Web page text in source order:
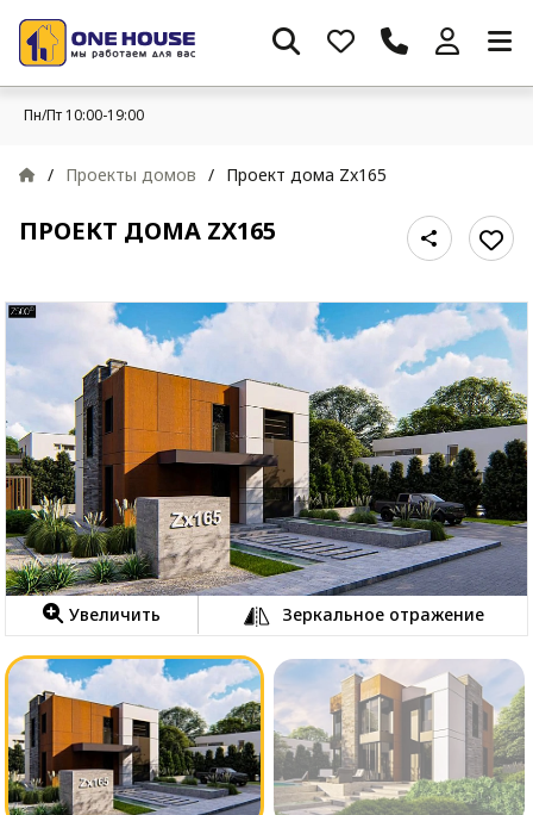
Пн/Пт 10:00-19:00
/ Проекты домов / Проект дома Zx165
ПРОЕКТ ДОМА ZX165
Увеличить Зеркальное отражение